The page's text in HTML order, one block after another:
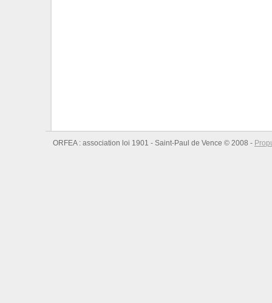
ORFEA : association loi 1901 - Saint-Paul de Vence © 2008 -